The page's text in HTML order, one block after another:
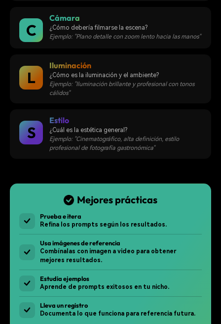
C
Cámara
¿Cómo debería filmarse la escena?
Ejemplo: "Plano detalle con zoom lento hacia las manos"
L
Iluminación
¿Cómo es la iluminación y el ambiente?
Ejemplo: "Iluminación brillante y profesional con tonos
cálidos"
S
Estilo
¿Cuál es la estética general?
Ejemplo: "Cinematográfico, alta definición, estilo
profesional de fotografía gastronómica"
Mejores prácticas
Prueba e itera
Refina los prompts según los resultados.
Usa imágenes de referencia
Combínalas con imagen a video para obtener
mejores resultados.
Estudia ejemplos
Aprende de prompts exitosos en tu nicho.
Lleva un registro
Documenta lo que funciona para referencia futura.